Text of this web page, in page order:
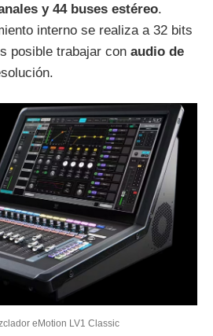
y 44 buses estéreo.
interno se realiza a 32 bits
posible trabajar con audio de
eMotion LV1 Classic